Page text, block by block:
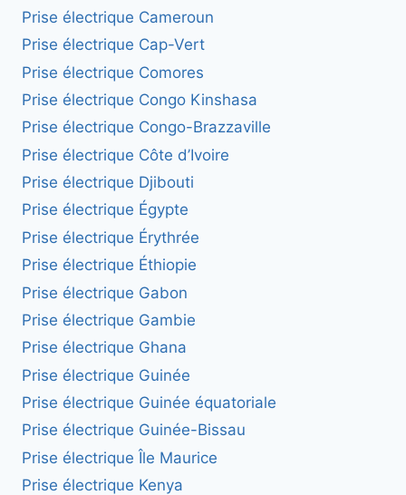
Prise électrique Cameroun
Prise électrique Cap-Vert
Prise électrique Comores
Prise électrique Congo Kinshasa
Prise électrique Congo-Brazzaville
Prise électrique Côte d’Ivoire
Prise électrique Djibouti
Prise électrique Égypte
Prise électrique Érythrée
Prise électrique Éthiopie
Prise électrique Gabon
Prise électrique Gambie
Prise électrique Ghana
Prise électrique Guinée
Prise électrique Guinée équatoriale
Prise électrique Guinée-Bissau
Prise électrique Île Maurice
Prise électrique Kenya